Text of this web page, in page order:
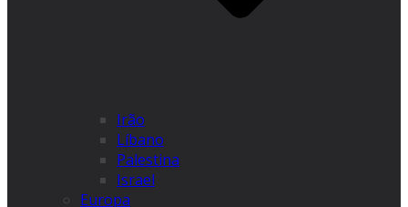
Irão
Líbano
Palestina
Israel
Europa